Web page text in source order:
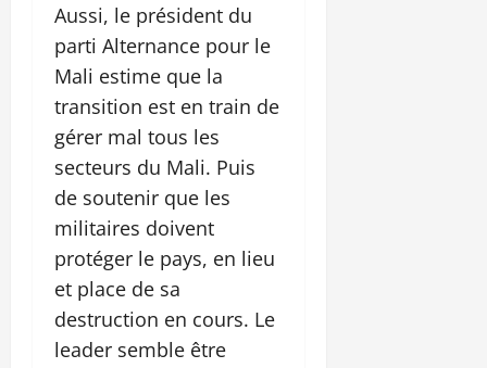
Aussi, le président du
parti Alternance pour le
Mali estime que la
transition est en train de
gérer mal tous les
secteurs du Mali. Puis
de soutenir que les
militaires doivent
protéger le pays, en lieu
et place de sa
destruction en cours. Le
leader semble être